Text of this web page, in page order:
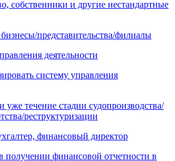
собственники и другие нестандартные
представительства/филиалы
деятельности
систему управления
течение стадии судопроизводства/
реструктуризации
финансовый директор
получении финансовой отчетности в